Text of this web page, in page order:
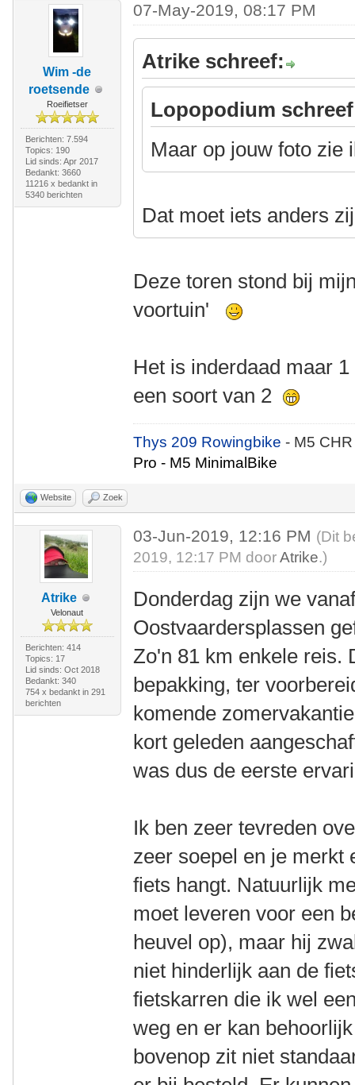
Wim -de
roetsende
Roeifietser
Berichten: 7.594
Topics: 190
Lid sinds: Apr 2017
Bedankt: 3660
11216 x bedankt in
5340 berichten
07-May-2019, 08:17 PM
Atrike schreef:
Lopopodium
Maar op jouw foto zie
Dat moet iets anders
Deze toren stond bij
voortuin'
Het is inderdaad maar
een soort van 2
Thys 209 Rowingbike- M5
Pro - M5 MinimalBike
Website Zoek
Atrike
Velonaut
Berichten: 414
Topics: 17
Lid sinds: Oct 2018
Bedankt: 340
754 x bedankt in 291
berichten
03-Jun-2019, 12:16 PM (Dit
2019, 12:17 PM doorAtrike.)
Donderdag zijn we
Oostvaardersplassen
Zo'n 81 km enkele reis.
bepakking, ter
komende
kort geleden
was dus de eerste
Ik ben zeer tevreden
zeer soepel en je merkt
fiets hangt. Natuurlijk
moet leveren voor een
heuvel op), maar hij
niet hinderlijk aan de
fietskarren die ik wel
weg en er kan
bovenop zit niet